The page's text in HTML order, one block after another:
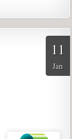
11
Jan